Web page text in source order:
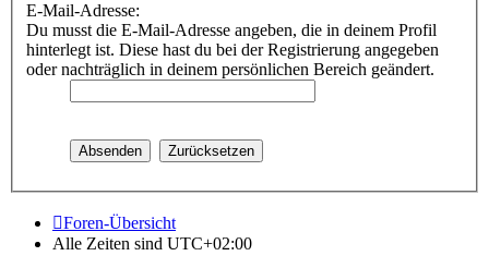
E-Mail-Adresse:
Du musst die E-Mail-Adresse angeben, die in deinem Profil
hinterlegt ist. Diese hast du bei der Registrierung angegeben
oder nachträglich in deinem persönlichen Bereich geändert.
Foren-Übersicht
Alle Zeiten sind UTC+02:00